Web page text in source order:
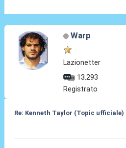
Warp
Lazionetter
13.293
Registrato
Re: Kenneth Taylor (Topic ufficiale)